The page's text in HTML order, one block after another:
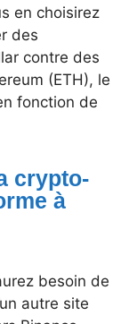
en choisirez
des
contre des
(ETH), le
fonction de
crypto-
à
besoin de
autre site